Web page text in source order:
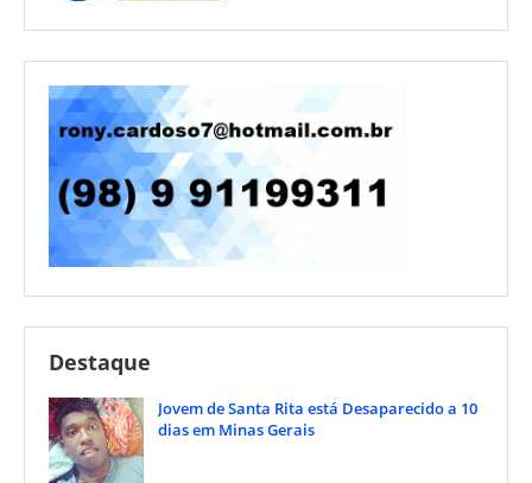
Destaque
Jovem de Santa Rita está Desaparecido a 10
dias em Minas Gerais